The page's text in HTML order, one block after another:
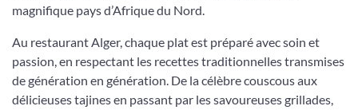
magnifique pays d’Afrique du Nord.
Au restaurant Alger, chaque plat est préparé avec soin et
passion, en respectant les recettes traditionnelles transmises
de génération en génération. De la célèbre couscous aux
délicieuses tajines en passant par les savoureuses grillades,